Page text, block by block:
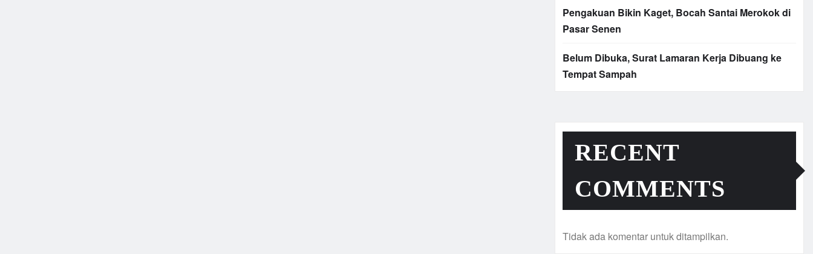
Pengakuan Bikin Kaget, Bocah Santai Merokok di
Pasar Senen
Belum Dibuka, Surat Lamaran Kerja Dibuang ke
Tempat Sampah
RECENT
COMMENTS
Tidak ada komentar untuk ditampilkan.